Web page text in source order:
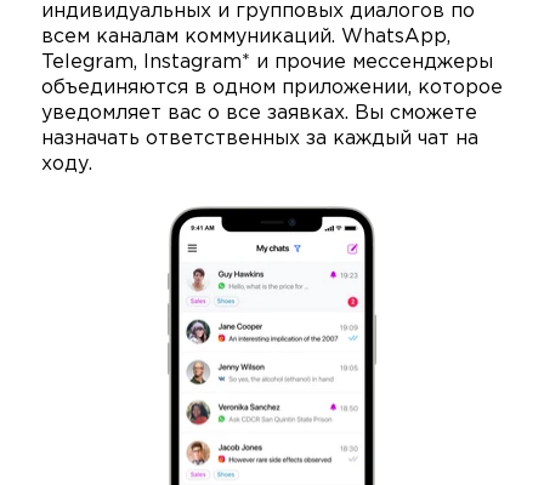
индивидуальных и групповых диалогов по
всем каналам коммуникаций. WhatsApp,
Telegram, Instagram* и прочие мессенджеры
объединяются в одном приложении, которое
уведомляет вас о все заявках. Вы сможете
назначать ответственных за каждый чат на
ходу.